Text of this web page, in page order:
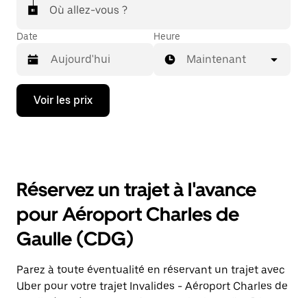
Où allez-vous ?
Date
Appuyez
la
ouvrir
calendrier
et
sélectionner
date.
Appuyez
sur
Heure
Maintenant
Voir les prix
Réservez un trajet à l'avance
pour Aéroport Charles de
Gaulle (CDG)
Parez à toute éventualité en réservant un trajet avec
Uber pour votre trajet Invalides - Aéroport Charles de